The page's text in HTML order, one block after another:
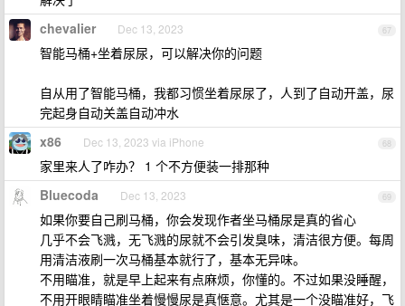
67
chevalier Dec 13, 2023
智能马桶+坐着尿尿，可以解决你的问题
自从用了智能马桶，我都习惯坐着尿尿了，人到了自动开盖，尿
完起身自动关盖自动冲水
68
x86 Dec 13, 2023 via iPhone
家里来人了咋办？ 1 个不方便装一排那种
69
Bluecoda Dec 13, 2023
如果你要自己刷马桶，你会发现作者坐马桶尿是真的省心
几乎不会飞溅，无飞溅的尿就不会引发臭味，清洁很方便。每周
用清洁液刷一次马桶基本就行了，基本无异味。
不用瞄准，就是早上起来有点麻烦，你懂的。不过如果没睡醒，
不用开眼睛瞄准坐着慢慢尿是真惬意。尤其是一个没瞄准好，飞